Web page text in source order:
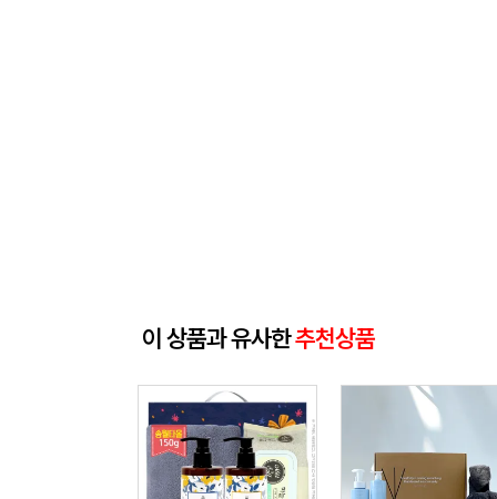
이 상품과 유사한추천상품